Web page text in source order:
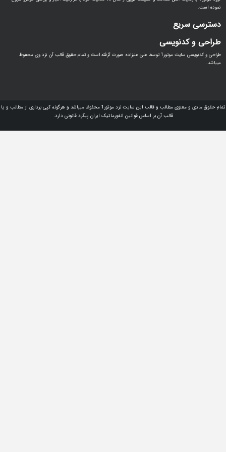
طراحی و کدنویسی سایت موتور1 توسط علی علیزاده صورت گرفته است و تمام حقوق قالب آن نزد وی محفوظ
تمام حقوق مادی و معنوی مطالب و قالب این سایت نزد موتور1 محفوظ میباشد و هرگونه کپی برداری از مطالب و یا
قالب آن بر اساس قوانین انفورماتیک ایران پیگرد قانونی دارد.